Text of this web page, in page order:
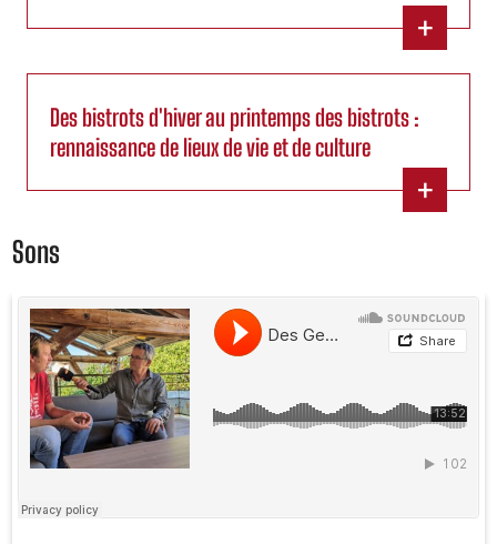
+
Des bistrots d'hiver au printemps des bistrots :
rennaissance de lieux de vie et de culture
+
Sons